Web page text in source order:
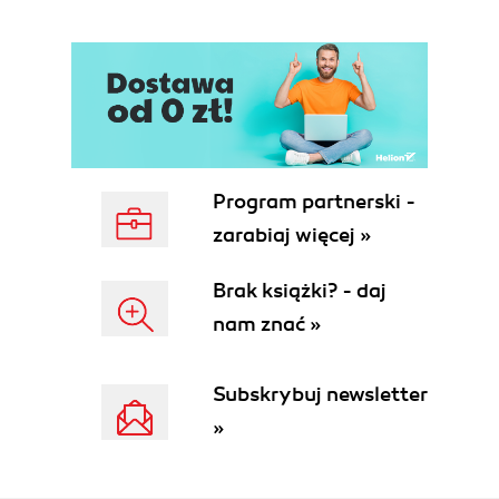
Koszt projektowania przed wprowadzeniem
standardów (66)
Nowoczesna strona starymi metodami (67)
Królestwo tragedii (71)
Trzy elementy standardów sieciowych (74)
Struktura (74)
Prezentacja (77)
W praktyce (78)
Zalety metod przejściowych (79)
Jeden dokument dla wszystkich (82)
A List Apart: jedna strona, wiele widoków (84)
Program partnerski -
zarabiaj więcej »
Brak książki? - daj
nam znać »
Subskrybuj newsletter
»